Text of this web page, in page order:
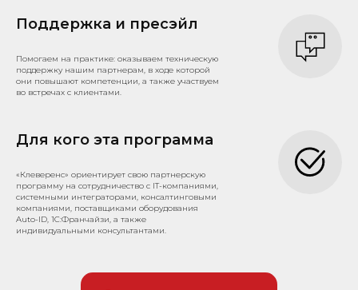
Поддержка и пресэйл
Помогаем на практике: оказываем техническую
поддержку нашим партнерам, в ходе которой
они повышают компетенции, а также участвуем
во встречах с клиентами.
Для кого эта программа
«Клеверенс» ориентирует свою партнерскую
программу на сотрудничество с IT-компаниями,
системными интеграторами, консалтинговыми
компаниями, поставщиками оборудования
Auto-ID, 1С:Франчайзи, а также
индивидуальными консультантами.